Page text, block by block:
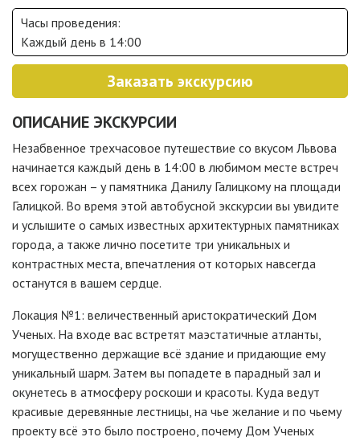
Часы проведения:
Каждый день в 14:00
Заказать экскурсию
ОПИСАНИЕ ЭКСКУРСИИ
Незабвенное трехчасовое путешествие со вкусом Львова
начинается каждый день в 14:00 в любимом месте встреч
всех горожан – у памятника Данилу Галицкому на площади
Галицкой. Во время этой автобусной экскурсии вы увидите
и услышите о самых известных архитектурных памятниках
города, а также лично посетите три уникальных и
контрастных места, впечатления от которых навсегда
останутся в вашем сердце.
Локация №1: величественный аристократический Дом
Ученых. На входе вас встретят маэстатичные атланты,
могущественно держащие всё здание и придающие ему
уникальный шарм. Затем вы попадете в парадный зал и
окунетесь в атмосферу роскоши и красоты. Куда ведут
красивые деревянные лестницы, на чье желание и по чьему
проекту всё это было построено, почему Дом Ученых